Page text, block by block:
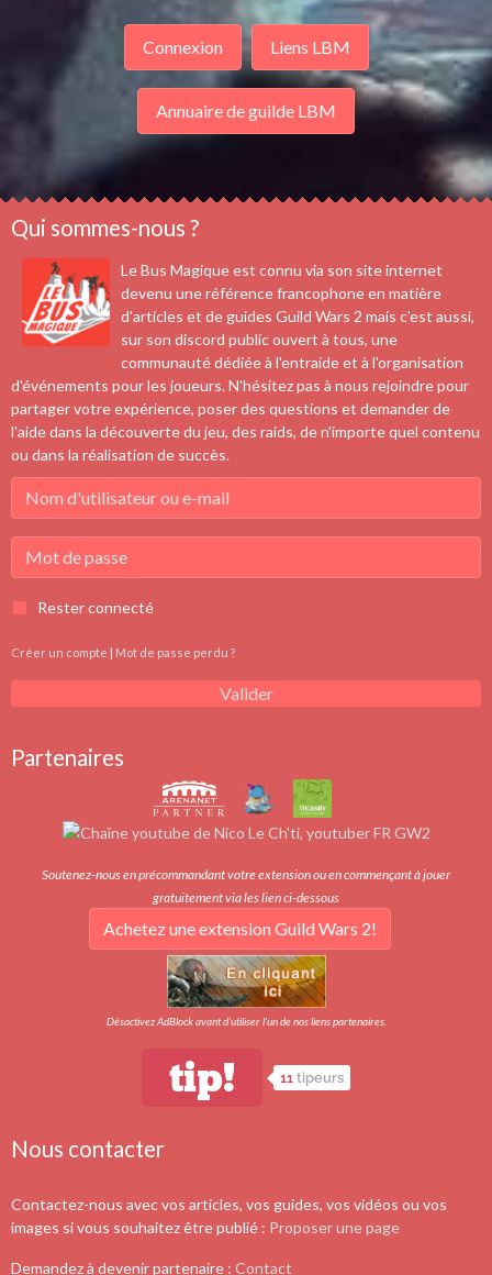
Connexion Liens LBM
Annuaire de guilde LBM
Qui sommes-nous ?
Le Bus Magique est connu via son site internet
devenu une référence francophone en matière
d'articles et de guides Guild Wars 2 mais c'est aussi,
sur son discord public ouvert à tous, une
communauté dédiée à l'entraide et à l'organisation
d'événements pour les joueurs. N'hésitez pas à nous rejoindre pour
partager votre expérience, poser des questions et demander de
l'aide dans la découverte du jeu, des raids, de n'importe quel contenu
ou dans la réalisation de succès.
Rester connecté
Créer un compte | Mot de passe perdu ?
Valider
Partenaires
Soutenez-nous en précommandant votre extension ou en commençant à jouer
gratuitement via les lien ci-dessous
Achetez une extension Guild Wars 2!
Désactivez AdBlock avant d'utiliser l'un de nos liens partenaires.
tip! 11 tipeurs
Nous contacter
Contactez-nous avec vos articles, vos guides, vos vidéos ou vos
images si vous souhaitez être publié : Proposer une page
Demandez à devenir partenaire : Contact